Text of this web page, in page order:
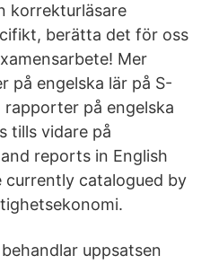
korrekturläsare
berätta det för oss
Mer
på engelska lär på S-
rapporter på engelska
tills vidare på
reports in English
catalogued by
uppsatsen